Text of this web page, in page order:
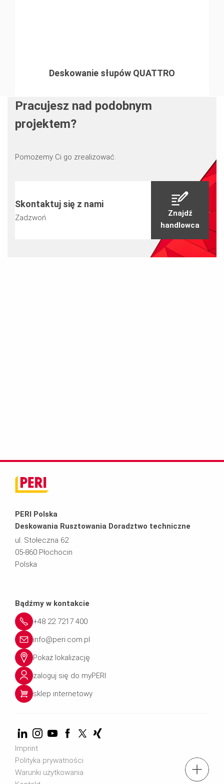
tel.: + 4822 7217 400
Deskowanie słupów QUATTRO
Pracujesz nad podobnym
projektem?
Pomożemy Ci go zrealizować.
Skontaktuj się z nami
Zadzwoń
Znajdź
handlowca
PERI Polska
Deskowania Rusztowania Doradztwo techniczne
ul. Stołeczna 62
05-860 Płochocin
Polska
Bądźmy w kontakcie
+48 22 7217 400
info@peri.com.pl
Pokaż lokalizację
zaloguj się do myPERI
sklep internetowy
Imprint
Polityka prywatności
Warunki użytkowania